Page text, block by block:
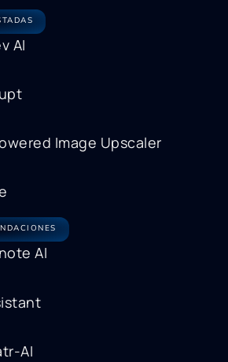
AI
Image Upscaler
AI
AI